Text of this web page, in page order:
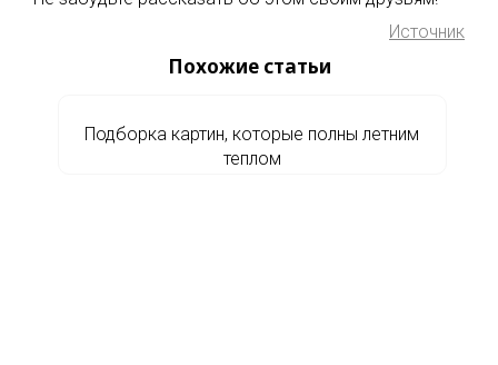
Источник
Похожие статьи
Подборка картин, которые полны летним
теплом